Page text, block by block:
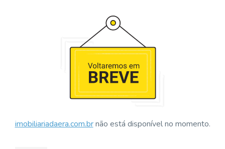
imobiliariadaera.com.brnão está disponível no momento.